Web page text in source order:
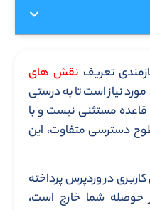
تعریف نقش های
نیاز است تا به درستی
قاعده مستثنی نیست و با
دسترسی متفاوت، این
در وردپرس پرداخته
حوصله شما خارج است،